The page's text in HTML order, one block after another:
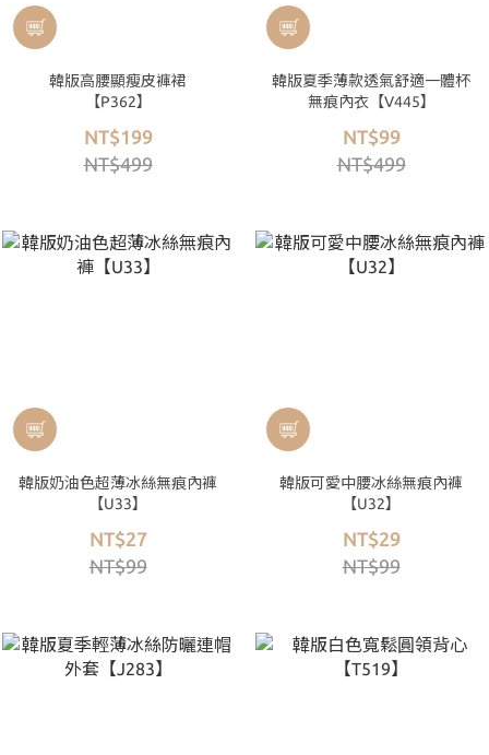
韓版高腰顯瘦皮褲裙
【P362】
NT$199
NT$499
韓版夏季薄款透氣舒適一體杯
無痕內衣【V445】
NT$99
NT$499
韓版奶油色超薄冰絲無痕內褲
【U33】
NT$27
NT$99
韓版可愛中腰冰絲無痕內褲
【U32】
NT$29
NT$99